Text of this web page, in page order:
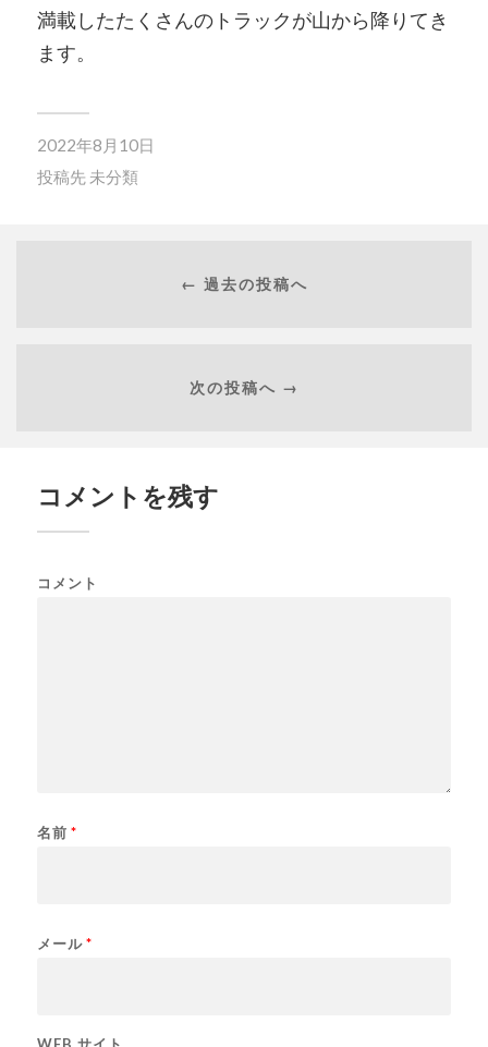
満載したたくさんのトラックが山から降りてき
ます。
2022年8月10日
投稿先 未分類
← 過去の投稿へ
次の投稿へ →
コメントを残す
コメント
名前 *
メール *